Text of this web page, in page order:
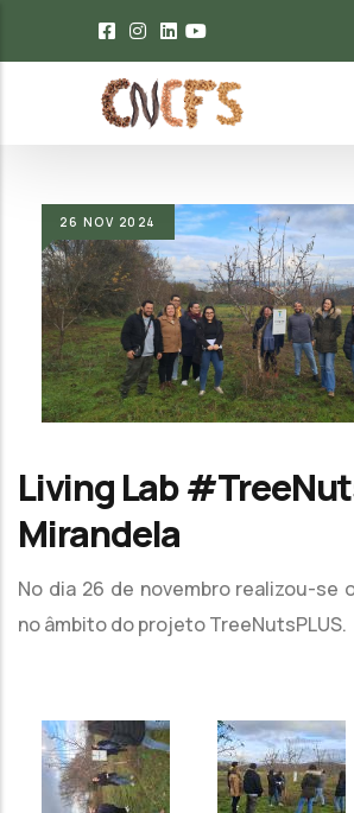
Passar para o conteúdo principal
26 NOV 2024
Living Lab
Mirandela
No dia 26 de novembro realizou-se
no âmbito do projeto TreeNutsPLUS.